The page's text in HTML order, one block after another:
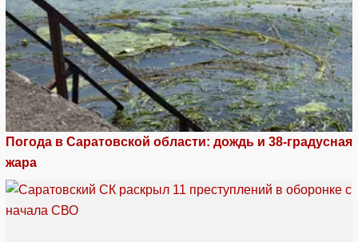
Погода в Саратовской области: дождь и 38-градусная
жара